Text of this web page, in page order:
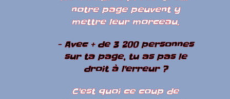
notre page peuvent y
mettre leur morceau.
- Avec + de 3 200 personnes
sur ta page, tu as pas le
droit à l'erreur ?
C'est quoi ce coup de